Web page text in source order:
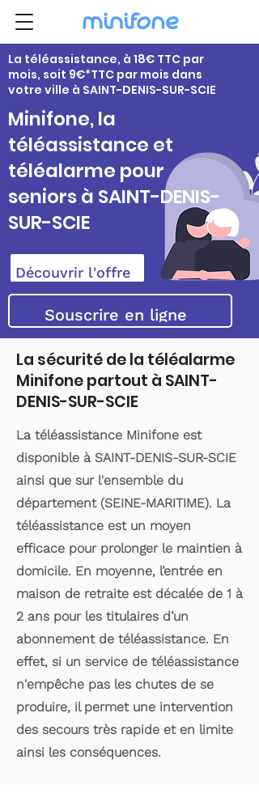
La téléassistance, à 18€ TTC par
mois, soit 9€*TTC par mois dans
votre ville à SAINT-DENIS-SUR-SCIE
Minifone, la
téléassistance et
téléalarme pour
seniors à SAINT-DENIS-
SUR-SCIE
Découvrir l'offre
Souscrire en ligne
La sécurité de la téléalarme
Minifone partout à SAINT-
DENIS-SUR-SCIE
La téléassistance Minifone est
disponible à SAINT-DENIS-SUR-SCIE
ainsi que sur l'ensemble du
département (SEINE-MARITIME). La
téléassistance est un moyen
efficace pour prolonger le maintien à
domicile. En moyenne, l’entrée en
maison de retraite est décalée de 1 à
2 ans pour les titulaires d’un
abonnement de téléassistance. En
effet, si un service de téléassistance
n'empêche pas les chutes de se
produire, il permet une intervention
des secours très rapide et en limite
ainsi les conséquences.